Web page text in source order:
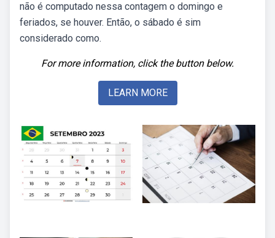
não é computado nessa contagem o domingo e
feriados, se houver. Então, o sábado é sim
considerado como.
For more information, click the button below.
LEARN MORE